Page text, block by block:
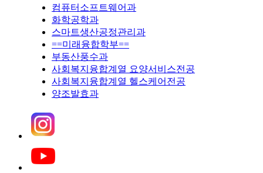
컴퓨터소프트웨어과
화학공학과
스마트생산공정관리과
==미래융합학부==
부동산풍수과
사회복지융합계열 요양서비스전공
사회복지융합계열 헬스케어전공
양조발효과